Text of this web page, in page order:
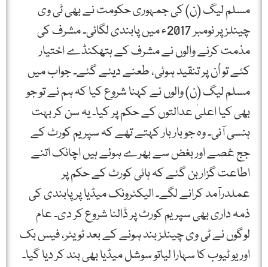
مسلم لیگ (ن) کی جمہوری حکومت نے بھی ٹی وی
چینلز پر نومبر 2017ء میں پابندی لگائی۔ مشرف کی
مذمت کرنے والوں نے مشرف کے ہتھکنڈے اختیار
کئے تو اُن پر تنقید ہوئی، طعنے دیئے گئے۔ جواب میں
مسلم لیگ (ن) والوں نے کہنا شروع کیا کہ ہم نے تو جو
بھی کیا اعلیٰ عدالتوں کے حکم پر کیا۔ یہ سن کر بہت
ہنسی آئی۔ وہ جو بار بار کہتے تھے کہ سپریم کورٹ کے
جج غصے اور بغض سے بھرے ہوئے ہیں اچانک اتنے
اطاعت گزار بن گئے کہ ہائی کورٹ کے حکم پر
عملدرآمد کرانے لگے۔ الیکٹرونک میڈیا پر پابندی کی
ذمہ داری بھی سپریم کورٹ پر ڈالنا شروع کر دی۔ عام
لوگوں نے ٹی وی چینلز بند ہونے کے بعد ٹویٹر، فیس بک
اور یو ٹیوب کا سہارا لیاتو سوشل میڈیا بھی بند کر دیا گیا۔